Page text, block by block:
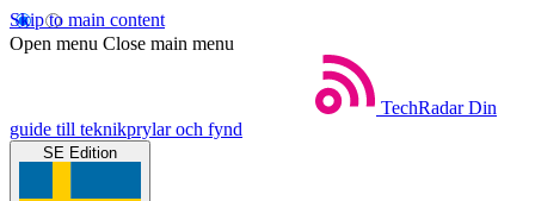
Skip to main content
Open menu Close main menu
TechRadar Din
guide till teknikprylar och fynd
SE Edition